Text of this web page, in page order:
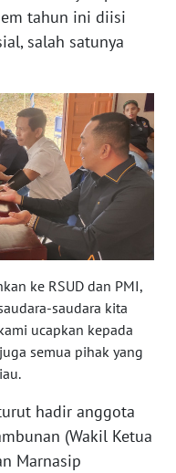
tahun ini diisi
salah satunya
ke RSUD dan PMI,
saudara kita
ucapkan kepada
semua pihak yang
hadir anggota
(Wakil Ketua
Marnasip